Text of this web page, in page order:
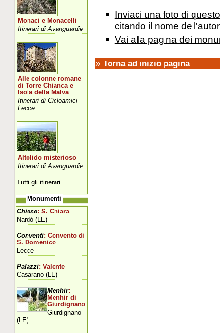
Inviaci una foto di
citando il nome
Vai alla pagina dei
» Torna ad inizio pagina
Monaci e Monacelli
Itinerari di Avanguardie
Alle colonne romane
di Torre Chianca e
Isola della Malva
Itinerari di Cicloamici
Lecce
Altolido misterioso
Itinerari di Avanguardie
Tutti gli itinerari
Monumenti
Chiese: S. Chiara
Nardò (LE)
Conventi: Convento di
S. Domenico
Lecce
Palazzi: Valente
Casarano (LE)
Menhir:
Menhir di
Giurdignano
Giurdignano
(LE)